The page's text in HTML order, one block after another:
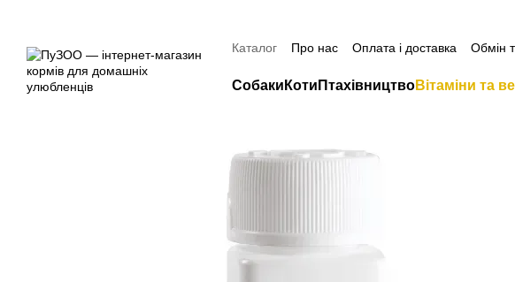
Каталог Про нас Оплата і доставка
Обмін
Собаки Коти ПтахівництвоВітаміни та